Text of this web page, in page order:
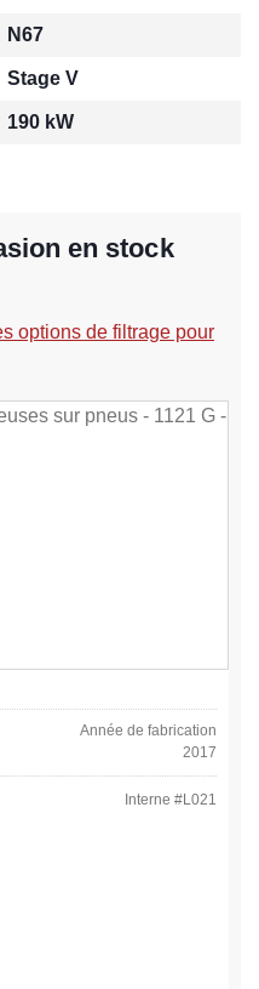
N67
Stage V
190 kW
en stock
options de filtrage pour
Année de fabrication
2017
Interne #L021